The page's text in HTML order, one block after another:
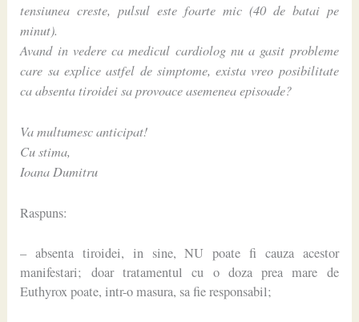
tensiunea creste, pulsul este foarte mic (40 de batai pe
minut).
Avand in vedere ca medicul cardiolog nu a gasit probleme
care sa explice astfel de simptome, exista vreo posibilitate
ca absenta tiroidei sa provoace asemenea episoade?
Va multumesc anticipat!
Cu stima,
Ioana Dumitru
Raspuns:
– absenta tiroidei, in sine, NU poate fi cauza acestor
manifestari; doar tratamentul cu o doza prea mare de
Euthyrox poate, intr-o masura, sa fie responsabil;